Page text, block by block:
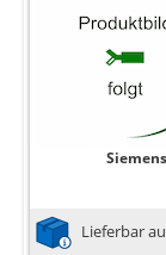
Lieferbar